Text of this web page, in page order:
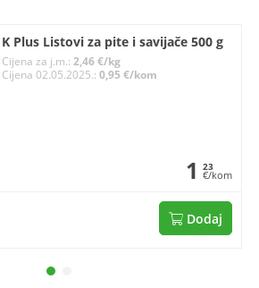
K Plus Listovi za pite i savijače 500 g
Cijena za j.m.:2,46 €/kg
Cijena 02.05.2025.:0,95 €/kom
1 23
€/kom
Dodaj